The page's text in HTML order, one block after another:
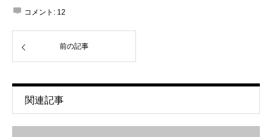
コメント: 12
前の記事
関連記事